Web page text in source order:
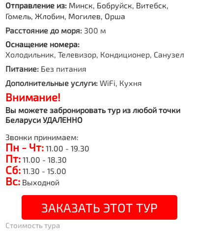
Отправление из: Минск, Бобруйск, Витебск,
Гомель, Жлобин, Могилев, Орша
Расстояние до моря: 300 м
Оснащение номера:
Холодильник, Телевизор, Кондиционер, Санузел
Питание: Без питания
Дополнительные услуги: WiFi, Кухня
Внимание!
Вы можете забронировать тур из любой точки
Беларуси УДАЛЕННО
Звонки принимаем:
Пн - Чт: 11.00 - 19.30
Пт: 11.00 - 18.30
Сб: 11.30 - 15.00
Вс: Выходной
ЗАКАЗАТЬ ЭТОТ ТУР
Стоимость тура